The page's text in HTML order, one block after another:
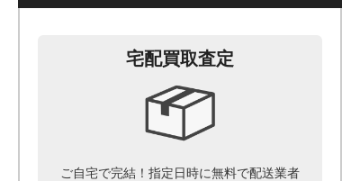
宅配買取査定
ご自宅で完結！指定日時に無料で配送業者